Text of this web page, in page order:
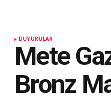
DUYURULAR
Mete
Bronz